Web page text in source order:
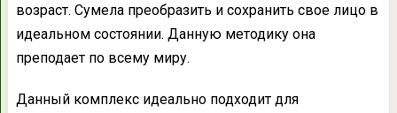
возраст. Сумела преобразить и сохранить свое лицо в
идеальном состоянии. Данную методику она
преподает по всему миру.
Данный комплекс идеально подходит для